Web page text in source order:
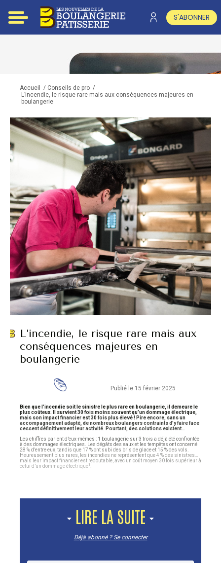
S'ABONNER
Accueil / Conseils de pro /
L’incendie, le risque rare mais aux conséquences majeures en
boulangerie
L’incendie, le risque rare mais aux
conséquences majeures en
boulangerie
Publié le 15 février 2025
Bien que l’incendie soit le sinistre le plus rare en boulangerie, il demeure le
plus coûteux. Il survient 30 fois moins souvent qu’un dommage électrique,
mais son impact financier est 30 fois plus élevé ! Pire encore, sans un
accompagnement adapté, de nombreux boulangers contraints d’y faire face
cessent définitivement leur activité. Pourtant, des solutions existent…
Les chiffres parlent d’eux-mêmes : 1 boulangerie sur 3 trois a déjà été confrontée
à des dommages électriques. Les dégâts des eaux et les tempêtes ont concerné
28 % d’entre eux, tandis que 17 % ont subi des bris de glace et 15 % des vols.
Heureusement plus rares, les incendies ne représentent que 4 % des sinistres…
mais leur impact financier est redoutable, avec un coût moyen 30 fois supérieur à
celui d’un dommage électrique1 .
LIRE LA SUITE
Déjà abonné ? Se connecter